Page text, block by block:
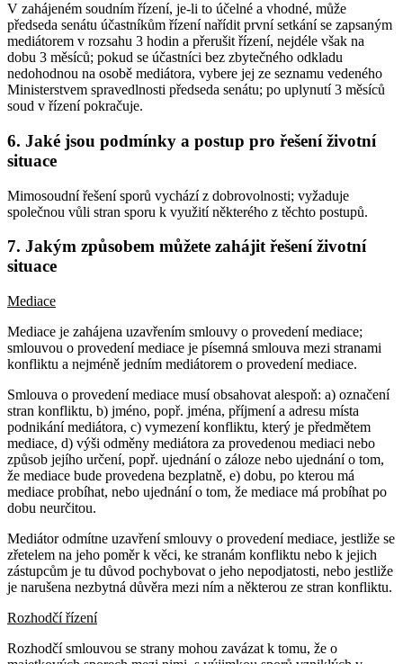
V zahájeném soudním řízení, je-li to účelné a vhodné, může
předseda senátu účastníkům řízení nařídit první setkání se zapsaným
mediátorem v rozsahu 3 hodin a přerušit řízení, nejdéle však na
dobu 3 měsíců; pokud se účastníci bez zbytečného odkladu
nedohodnou na osobě mediátora, vybere jej ze seznamu vedeného
Ministerstvem spravedlnosti předseda senátu; po uplynutí 3 měsíců
soud v řízení pokračuje.
6. Jaké jsou podmínky a postup pro řešení životní
situace
Mimosoudní řešení sporů vychází z dobrovolnosti; vyžaduje
společnou vůli stran sporu k využití některého z těchto postupů.
7. Jakým způsobem můžete zahájit řešení životní
situace
Mediace
Mediace je zahájena uzavřením smlouvy o provedení mediace;
smlouvou o provedení mediace je písemná smlouva mezi stranami
konfliktu a nejméně jedním mediátorem o provedení mediace.
Smlouva o provedení mediace musí obsahovat alespoň: a) označení
stran konfliktu, b) jméno, popř. jména, příjmení a adresu místa
podnikání mediátora, c) vymezení konfliktu, který je předmětem
mediace, d) výši odměny mediátora za provedenou mediaci nebo
způsob jejího určení, popř. ujednání o záloze nebo ujednání o tom,
že mediace bude provedena bezplatně, e) dobu, po kterou má
mediace probíhat, nebo ujednání o tom, že mediace má probíhat po
dobu neurčitou.
Mediátor odmítne uzavření smlouvy o provedení mediace, jestliže se
zřetelem na jeho poměr k věci, ke stranám konfliktu nebo k jejich
zástupcům je tu důvod pochybovat o jeho nepodjatosti, nebo jestliže
je narušena nezbytná důvěra mezi ním a některou ze stran konfliktu.
Rozhodčí řízení
Rozhodčí smlouvou se strany mohou zavázat k tomu, že o